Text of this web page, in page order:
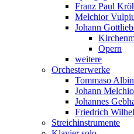
Franz Paul
Melchior
Johann
Opern
weitere
Orchesterwerke
Tommaso
Johann
Johannes
Friedrich
Streichinstrumente